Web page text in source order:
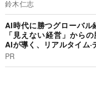
鈴木仁志
AI時代に勝つグローバ
「見えない経営」から
AIが導く、リアルタイム
PR